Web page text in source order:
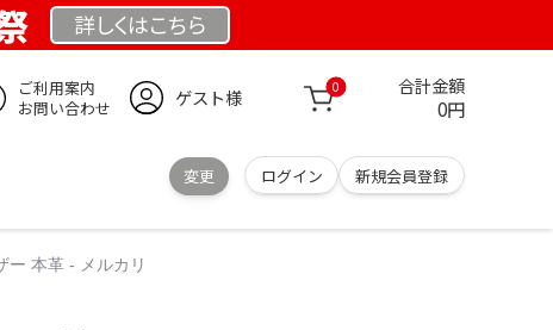
詳しくはこちら
ご利用案内
お問い合わせ
ゲスト様 0 合計金額
0円
変更 ログイン 新規会員登録
ー 本革 - メルカリ